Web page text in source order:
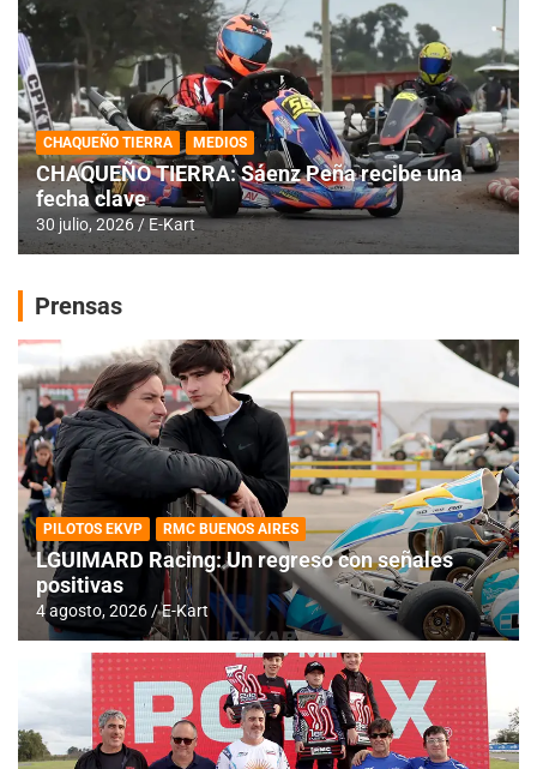
CHAQUEÑO TIERRA MEDIOS
CHAQUEÑO TIERRA: Sáenz Peña recibe una
fecha clave
30 julio, 2026 E-Kart
Prensas
PILOTOS EKVP RMC BUENOS AIRES
LGUIMARD Racing: Un regreso con señales
positivas
4 agosto, 2026 E-Kart